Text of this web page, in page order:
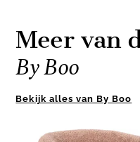
Meer van
By Boo
Bekijk alles van By Boo